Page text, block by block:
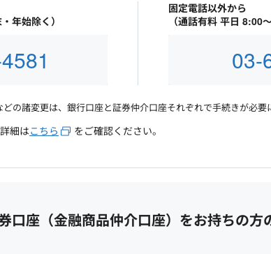
年始除く）
固定電話以外から
（通話有料 平日 8:00
03-
の諸変更は、銀行口座と証券仲介口座それぞれで手続きが必要
細はこちら をご確認ください。
口座（金融商品仲介口座）をお持ちの方